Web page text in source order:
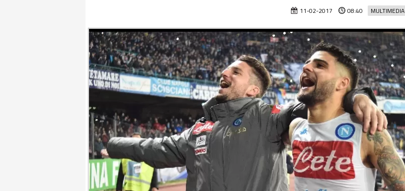
MULTIMEDIA
11-02-2017 08:40